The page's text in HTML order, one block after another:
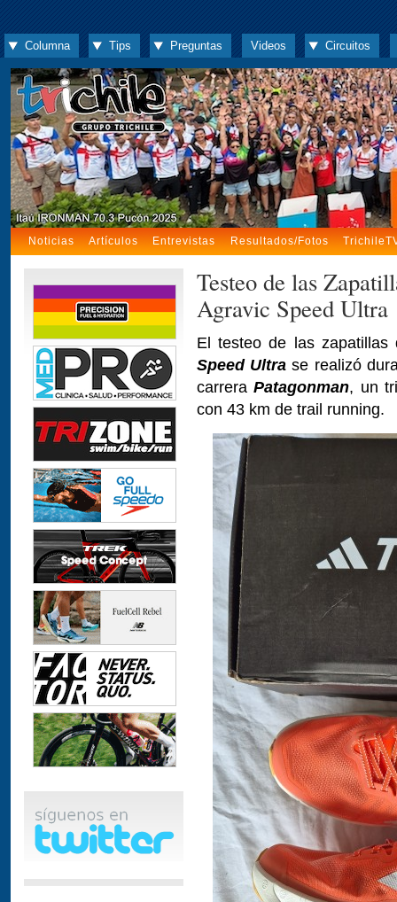
Columna Tips Preguntas Videos Circuitos
Noticias Artículos Entrevistas Resultados/Fotos
Testeo de las
Agravic Speed Ultra
El testeo de las zapatillas
Speed Ultra se realizó
carreraPatagonman, un
con 43 km de trail running.